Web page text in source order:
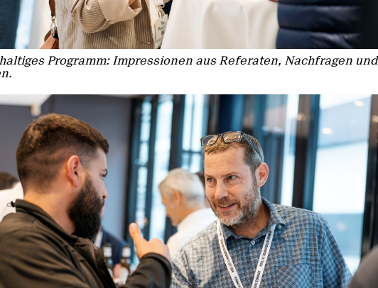
Programm: Impressionen aus Referaten, Nachfragen und